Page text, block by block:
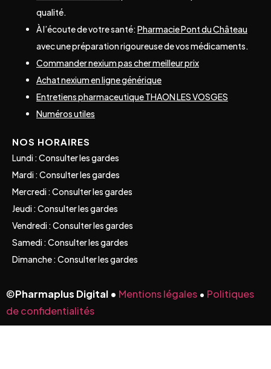
qualité.
À l’écoute de votre santé: Pharmacie Pont du Château
avec une préparation rigoureuse de vos médicaments.
Commander nexium pas cher meilleur prix
Achat nexium en ligne générique
Entretiens pharmaceutique THAON LES VOSGES
Numéros utiles
NOS HORAIRES
Lundi : Consulter les gardes
Mardi : Consulter les gardes
Mercredi : Consulter les gardes
Jeudi : Consulter les gardes
Vendredi : Consulter les gardes
Samedi : Consulter les gardes
Dimanche : Consulter les gardes
©Pharmaplus Digital • Mentions légales • Politiques
de confidentialités